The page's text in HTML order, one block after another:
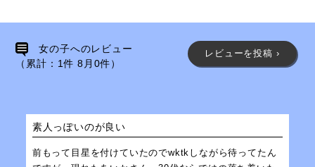
女の子へのレビュー
（累計： 1件8月 0件）
レビューを投稿 ›
素人っぽいのが良い
前もって目星を付けていたのでwktkしながら待ってたん